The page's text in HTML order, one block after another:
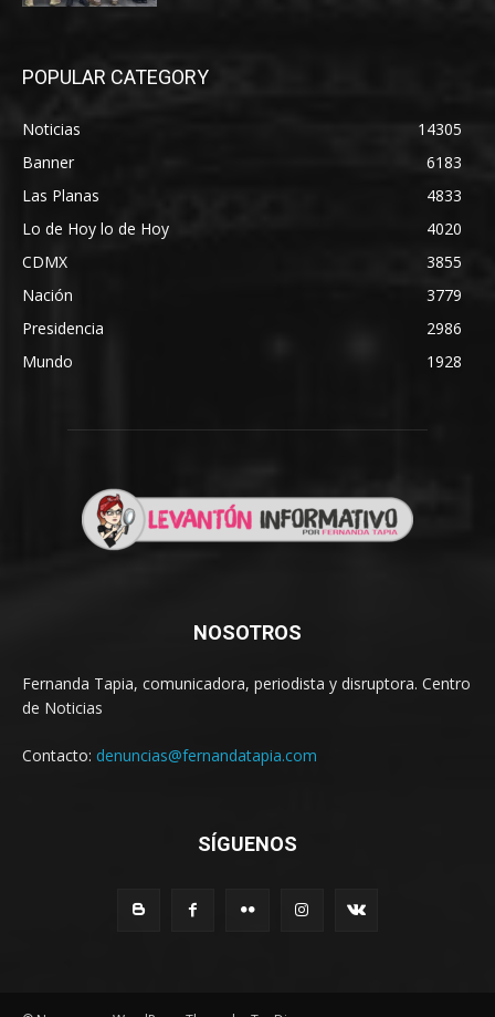
POPULAR CATEGORY
Noticias
14305
Banner
6183
Las Planas
4833
Lo de Hoy lo de Hoy
4020
CDMX
3855
Nación
3779
Presidencia
2986
Mundo
1928
NOSOTROS
Fernanda Tapia, comunicadora, periodista y disruptora. Centro
de Noticias
Contacto: denuncias@fernandatapia.com
SÍGUENOS